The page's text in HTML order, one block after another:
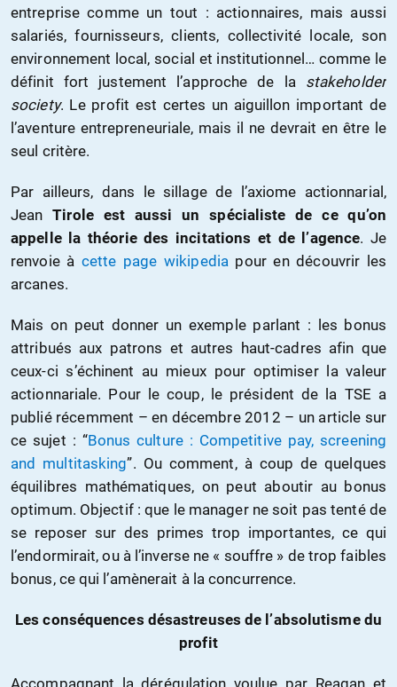
entreprise comme un tout : actionnaires, mais aussi
salariés, fournisseurs, clients, collectivité locale, son
environnement local, social et institutionnel… comme le
définit fort justement l’approche de la stakeholder
society. Le profit est certes un aiguillon important de
l’aventure entrepreneuriale, mais il ne devrait en être le
seul critère.
Par ailleurs, dans le sillage de l’axiome actionnarial,
JeanTirole est aussi un spécialiste de ce qu’on
appelle la théorie des incitations et de l’agence. Je
renvoie à cette page wikipediapour en découvrir les
arcanes.
Mais on peut donner un exemple parlant : les bonus
attribués aux patrons et autres haut-cadres afin que
ceux-ci s’échinent au mieux pour optimiser la valeur
actionnariale. Pour le coup, le président de la TSE a
publié récemment – en décembre 2012 – un article sur
ce sujet : “Bonus culture : Competitive pay, screening
and multitasking”. Ou comment, à coup de quelques
équilibres mathématiques, on peut aboutir au bonus
optimum. Objectif : que le manager ne soit pas tenté de
se reposer sur des primes trop importantes, ce qui
l’endormirait, ou à l’inverse ne « souffre » de trop faibles
bonus, ce qui l’amènerait à la concurrence.
Les conséquences désastreuses de l’absolutisme du
profit